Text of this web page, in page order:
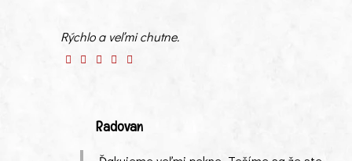
Rýchlo a veľmi chutne.
Radovan